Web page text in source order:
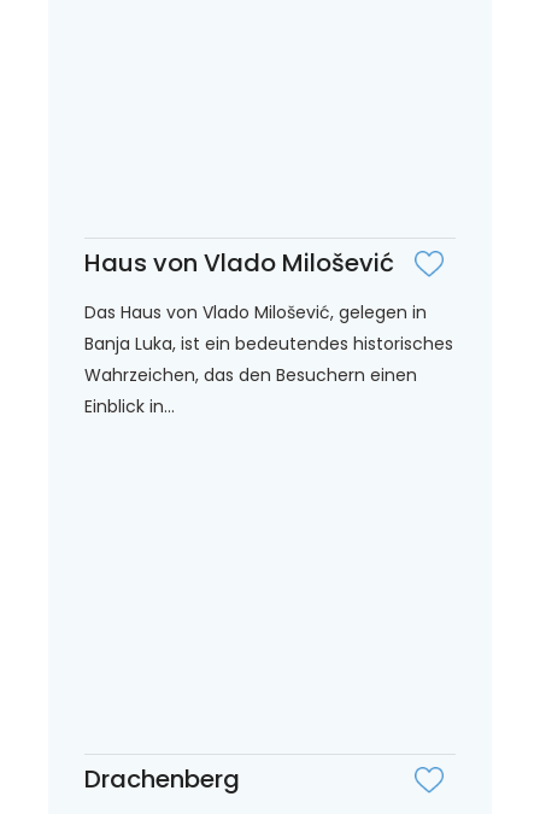
Haus von Vlado Milošević
Das Haus von Vlado Milošević, gelegen in
Banja Luka, ist ein bedeutendes historisches
Wahrzeichen, das den Besuchern einen
Einblick in...
Drachenberg